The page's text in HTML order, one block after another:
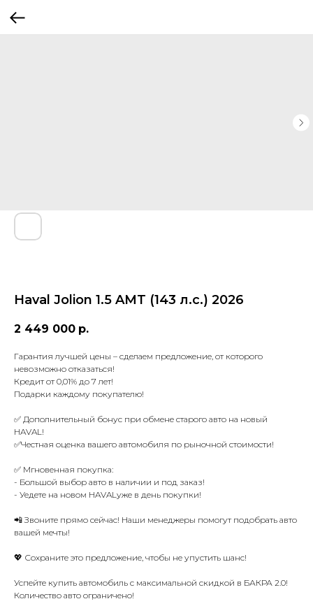
Haval Jolion 1.5 AMT (143 л.с.) 2026
2 449 000 р.
Гарантия лучшей цены – сделаем предложение, от которого
невозможно отказаться!
Кредит от 0,01% до 7 лет!
Подарки каждому покупателю!
✅ Дополнительный бонус при обмене старого авто на новый
HAVAL!
✅Честная оценка вашего автомобиля по рыночной стоимости!
✅ Мгновенная покупка:
- Большой выбор авто в наличии и под заказ!
- Уедете на новом HAVALуже в день покупки!
📲 Звоните прямо сейчас! Наши менеджеры помогут подобрать авто
вашей мечты!
💖 Сохраните это предложение, чтобы не упустить шанс!
Успейте купить автомобиль с максимальной скидкой в БАКРА 2.0!
Количество авто ограничено!